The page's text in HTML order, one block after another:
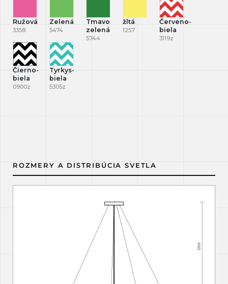
Ružová
3358
Zelená
5474
Tmavo
zelená
5744
žltá
1257
Červeno-
biela
3119z
Čierno-
biela
0900z
Tyrkys-
biela
5305z
ROZMERY A DISTRIBÚCIA SVETLA